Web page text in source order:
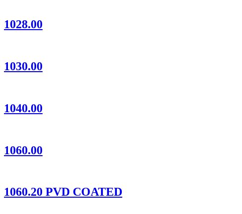
1028.00
1030.00
1040.00
1060.00
1060.20 PVD COATED